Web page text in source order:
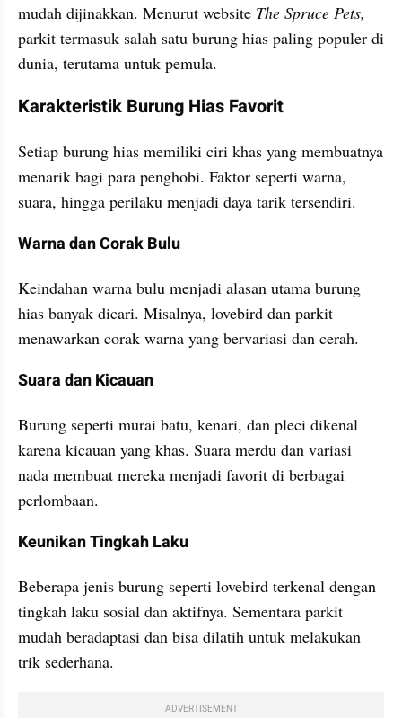
mudah dijinakkan. Menurut website The Spruce Pets,
parkit termasuk salah satu burung hias paling populer di
dunia, terutama untuk pemula.
Karakteristik Burung Hias Favorit
Setiap burung hias memiliki ciri khas yang membuatnya
menarik bagi para penghobi. Faktor seperti warna,
suara, hingga perilaku menjadi daya tarik tersendiri.
Warna dan Corak Bulu
Keindahan warna bulu menjadi alasan utama burung
hias banyak dicari. Misalnya, lovebird dan parkit
menawarkan corak warna yang bervariasi dan cerah.
Suara dan Kicauan
Burung seperti murai batu, kenari, dan pleci dikenal
karena kicauan yang khas. Suara merdu dan variasi
nada membuat mereka menjadi favorit di berbagai
perlombaan.
Keunikan Tingkah Laku
Beberapa jenis burung seperti lovebird terkenal dengan
tingkah laku sosial dan aktifnya. Sementara parkit
mudah beradaptasi dan bisa dilatih untuk melakukan
trik sederhana.
ADVERTISEMENT